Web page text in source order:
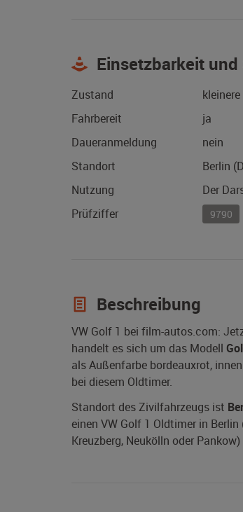
Einsetzbarkeit
Zustand
Fahrbereit
ja
Daueranmeldung
nein
Standort
Berlin
Nutzung
Der
Prüfziffer
9790
Beschreibung
VW Golf 1 bei film-autos.com:
handelt es sich um das Modell
als Außenfarbe bordeauxrot,
bei diesem Oldtimer.
Standort des Zivilfahrzeugs ist
einen VW Golf 1 Oldtimer in
Kreuzberg, Neukölln oder